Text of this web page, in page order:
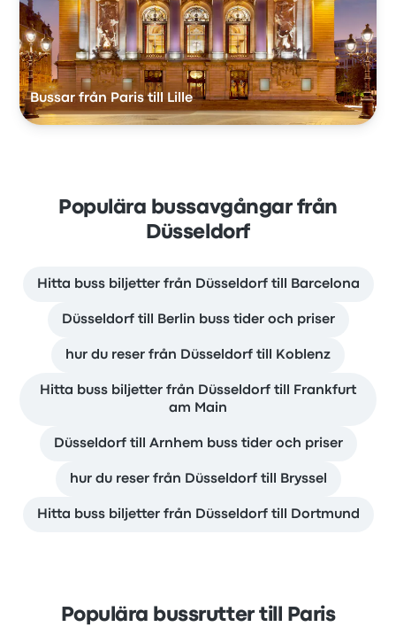
Bussar från Paris till Lille
Populära bussavgångar från
Düsseldorf
Hitta buss biljetter från Düsseldorf till Barcelona
Düsseldorf till Berlin buss tider och priser
hur du reser från Düsseldorf till Koblenz
Hitta buss biljetter från Düsseldorf till Frankfurt
am Main
Düsseldorf till Arnhem buss tider och priser
hur du reser från Düsseldorf till Bryssel
Hitta buss biljetter från Düsseldorf till Dortmund
Populära bussrutter till Paris